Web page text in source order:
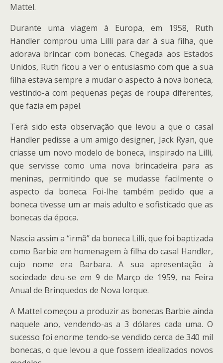
Mattel.
Durante uma viagem à Europa, em 1958, Ruth
Handler comprou uma Lilli para dar à sua filha, que
adorava brincar com bonecas. Chegada aos Estados
Unidos, Ruth ficou a ver o entusiasmo com que a sua
filha estava sempre a mudar o aspecto à nova boneca,
vestindo-a com pequenas peças de roupa diferentes,
que fazia em papel.
Terá sido esta observação que levou a que o casal
Handler pedisse a um amigo designer, Jack Ryan, que
criasse um novo modelo de boneca, inspirado na Lilli,
que servisse como uma nova brincadeira para as
meninas, permitindo que se mudasse facilmente o
aspecto da boneca. Foi-lhe também pedido que a
boneca tivesse um ar mais adulto e sofisticado que as
bonecas da época.
Nascia assim a “irmã” da boneca Lilli, que foi baptizada
como Barbie em homenagem à filha do casal Handler,
cujo nome era Barbara. A sua apresentação à
sociedade deu-se em 9 de Março de 1959, na Feira
Anual de Brinquedos de Nova Iorque.
A Mattel começou a produzir as bonecas Barbie ainda
naquele ano, vendendo-as a 3 dólares cada uma. O
sucesso foi enorme tendo-se vendido cerca de 340 mil
bonecas, o que levou a que fossem idealizados novos